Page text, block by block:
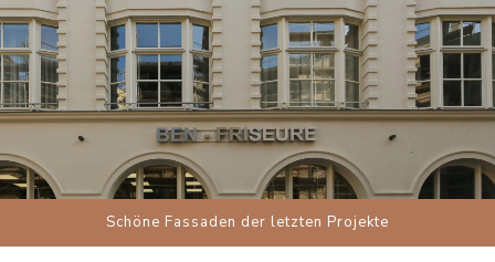
Schöne Fassaden der letzten Projekte